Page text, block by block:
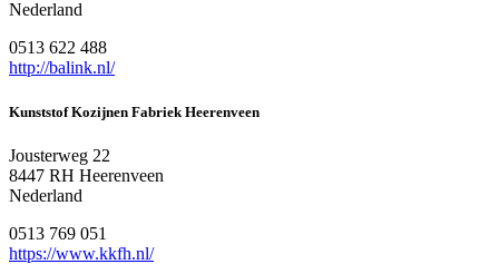
Nederland
0513 622 488
http://balink.nl/
Kunststof Kozijnen Fabriek Heerenveen
Jousterweg 22
8447 RH Heerenveen
Nederland
0513 769 051
https://www.kkfh.nl/